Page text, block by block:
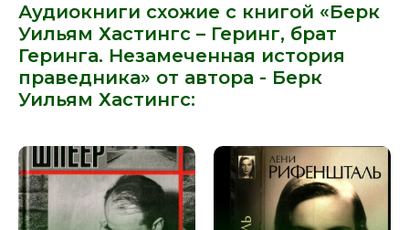
Аудиокниги схожие с книгой «Берк
Уильям Хастингс – Геринг, брат
Геринга. Незамеченная история
праведника» от автора - Берк
Уильям Хастингс: